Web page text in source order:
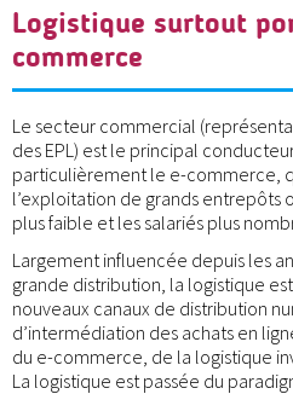
Logistique surtout
commerce
Le secteur commercial
des EPL) est le principal
particulièrement le e-commerce,
l’exploitation de grands entrepôts
plus faible et les salariés plus
Largement influencée depuis les
grande distribution, la logistique
nouveaux canaux de distribution
d’intermédiation des achats en
du e-commerce, de la logistique
La logistique est passée du